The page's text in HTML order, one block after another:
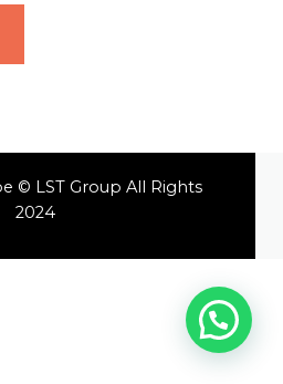
© LST Group All Rights
2024